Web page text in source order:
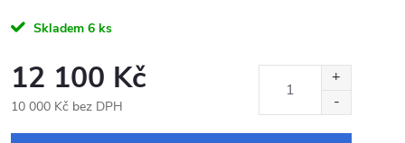
Skladem 6 ks
12 100 Kč
10 000 Kč bez DPH